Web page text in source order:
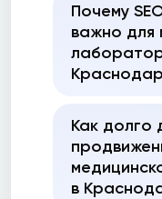
Почему
важно для
Как долго
в